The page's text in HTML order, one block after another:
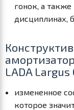
гонок, а
дисциплинах,
LADA Largus
измененное
которое